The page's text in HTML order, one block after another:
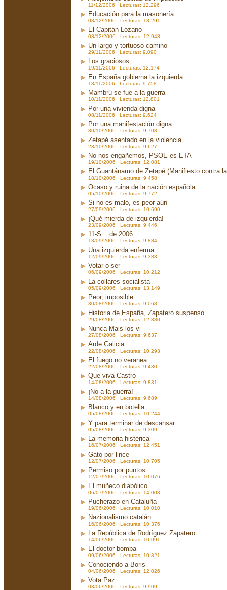
11/12/2006 Lecturas: 12.296
Educación para la masonería
08/12/2006 Lecturas: 13.291
El Capitán Lozano
08/12/2006 Lecturas: 12.948
Un largo y tortuoso camino
29/11/2006 Lecturas: 9.090
Los graciosos
19/11/2006 Lecturas: 12.174
En España gobierna la izquierda
13/11/2006 Lecturas: 9.758
Mambrú se fue a la guerra
10/11/2006 Lecturas: 12.801
Por una vivienda digna
08/11/2006 Lecturas: 9.624
Por una manifestación digna
30/10/2006 Lecturas: 9.708
Zetapé asentado en la violencia
23/10/2006 Lecturas: 9.627
No nos engañemos, PSOE es ETA
19/10/2006 Lecturas: 12.081
El Guantánamo de Zetapé (Manifiesto contra
18/10/2006 Lecturas: 9.458
Ocaso y ruina de la nación española
05/10/2006 Lecturas: 9.772
Si no es malo, es peor aún
27/09/2006 Lecturas: 10.690
¡Qué mierda de izquierda!
23/09/2006 Lecturas: 9.446
11-S... de 2006
13/09/2006 Lecturas: 9.884
Una izquierda enferma
12/09/2006 Lecturas: 9.383
Votar o ser
06/09/2006 Lecturas: 10.212
La collares socialista
05/09/2006 Lecturas: 13.149
Peor, imposible
30/08/2006 Lecturas: 9.068
Historia de España, Zapatero suspenso
29/08/2006 Lecturas: 12.380
Nunca Mais los vi
27/08/2006 Lecturas: 9.637
Arde Galicia
22/08/2006 Lecturas: 10.293
El fuego no veranea
22/08/2006 Lecturas: 9.430
Que viva Castro
14/08/2006 Lecturas: 9.831
¡No a la guerra!
14/08/2006 Lecturas: 9.689
Blanco y en botella
05/08/2006 Lecturas: 10.244
Y para terminar de descansar...
05/08/2006 Lecturas: 9.309
La memoria histérica
16/07/2006 Lecturas: 12.451
Gato por lince
12/07/2006 Lecturas: 10.705
Permiso por puntos
12/07/2006 Lecturas: 10.076
El muñeco diabólico
06/07/2006 Lecturas: 14.003
Pucherazo en Cataluña
19/06/2006 Lecturas: 10.010
Nazionalismo catalán
16/06/2006 Lecturas: 10.376
La República de Rodríguez Zapatero
14/06/2006 Lecturas: 10.091
El doctor-bomba
09/06/2006 Lecturas: 10.821
Conociendo a Boris
04/06/2006 Lecturas: 12.026
Vota Paz
03/06/2006 Lecturas: 9.909